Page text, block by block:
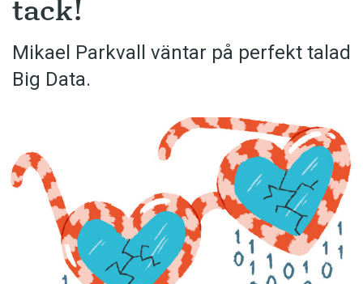
tack!
Mikael Parkvall väntar på perfekt talad
Big Data.